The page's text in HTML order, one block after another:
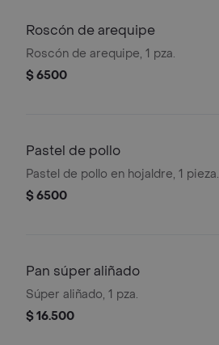
Roscón de arequipe
Roscón de arequipe, 1 pza.
$ 6500
Pastel de pollo
Pastel de pollo en hojaldre, 1 pieza.
$ 6500
Pan súper aliñado
Súper aliñado, 1 pza.
$ 16.500